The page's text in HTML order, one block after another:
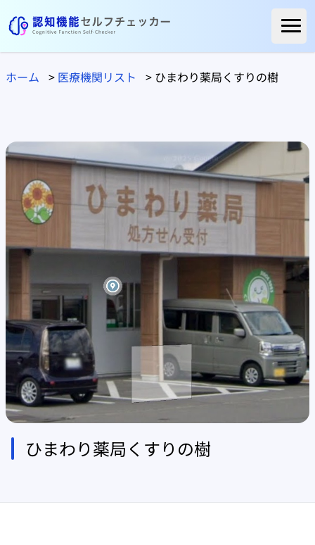
ホーム
ご利用者様の声
医療関係の方へ
自治体の方へ
医療機関リスト
ホーム > 医療機関リスト > ひまわり薬局くすりの樹
ひまわり薬局くすりの樹